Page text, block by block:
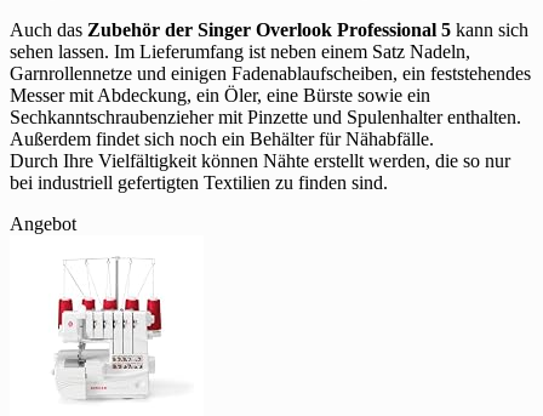
Auch das Zubehör der Singer Overlook Professional 5 kann sich
sehen lassen. Im Lieferumfang ist neben einem Satz Nadeln,
Garnrollennetze und einigen Fadenablaufscheiben, ein feststehendes
Messer mit Abdeckung, ein Öler, eine Bürste sowie ein
Sechkanntschraubenzieher mit Pinzette und Spulenhalter enthalten.
Außerdem findet sich noch ein Behälter für Nähabfälle.
Durch Ihre Vielfältigkeit können Nähte erstellt werden, die so nur
bei industriell gefertigten Textilien zu finden sind.
Angebot